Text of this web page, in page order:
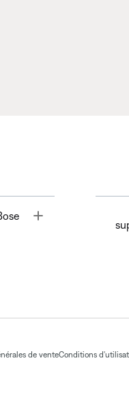
Toggle
de venteConditions